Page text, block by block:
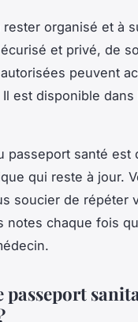
organisé et à
et privé, de
peuvent
est disponible dans
passeport santé
qui reste à jour.
soucier de répéter
notes chaque fois
passeport